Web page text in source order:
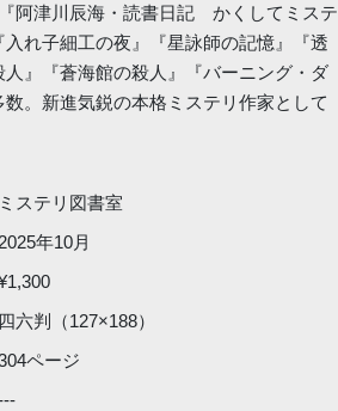
阿津川辰海・読書日記 かくしてミステ
れ子細工の夜』『星詠師の記憶』『透
』『蒼海館の殺人』『バーニング・ダ
。新進気鋭の本格ミステリ作家として
ミステリ図書室
2025年10月
四六判（127×188）
ページ